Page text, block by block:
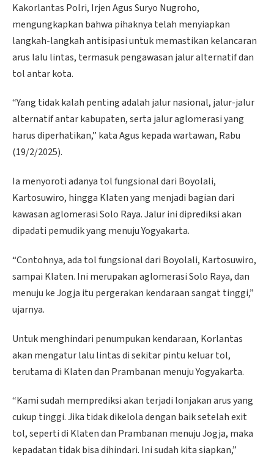
Kakorlantas Polri, Irjen Agus Suryo Nugroho,
mengungkapkan bahwa pihaknya telah menyiapkan
langkah-langkah antisipasi untuk memastikan kelancaran
arus lalu lintas, termasuk pengawasan jalur alternatif dan
tol antar kota.
“Yang tidak kalah penting adalah jalur nasional, jalur-jalur
alternatif antar kabupaten, serta jalur aglomerasi yang
harus diperhatikan,” kata Agus kepada wartawan, Rabu
(19/2/2025).
Ia menyoroti adanya tol fungsional dari Boyolali,
Kartosuwiro, hingga Klaten yang menjadi bagian dari
kawasan aglomerasi Solo Raya. Jalur ini diprediksi akan
dipadati pemudik yang menuju Yogyakarta.
“Contohnya, ada tol fungsional dari Boyolali, Kartosuwiro,
sampai Klaten. Ini merupakan aglomerasi Solo Raya, dan
menuju ke Jogja itu pergerakan kendaraan sangat tinggi,”
ujarnya.
Untuk menghindari penumpukan kendaraan, Korlantas
akan mengatur lalu lintas di sekitar pintu keluar tol,
terutama di Klaten dan Prambanan menuju Yogyakarta.
“Kami sudah memprediksi akan terjadi lonjakan arus yang
cukup tinggi. Jika tidak dikelola dengan baik setelah exit
tol, seperti di Klaten dan Prambanan menuju Jogja, maka
kepadatan tidak bisa dihindari. Ini sudah kita siapkan,”